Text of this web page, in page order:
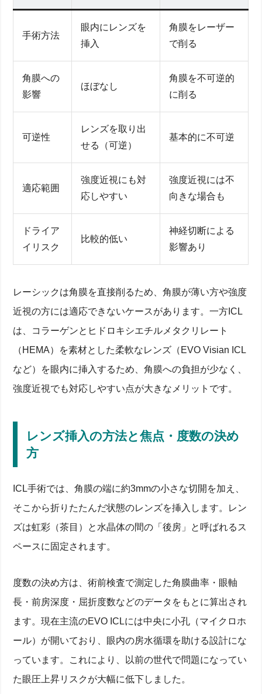
手術方法
眼内にレンズを
挿入
角膜をレーザー
で削る
角膜への
影響
ほぼなし
角膜を不可逆的
に削る
可逆性
レンズを取り出
せる（可逆）
基本的に不可逆
適応範囲
強度近視にも対
応しやすい
強度近視には不
向きな場合も
ドライア
イリスク
比較的低い
神経切断による
影響あり
レーシックは角膜を直接削るため、角膜が薄い方や強度
近視の方には適応できないケースがあります。一方ICL
は、コラーゲンとヒドロキシエチルメタクリレート
（HEMA）を素材とした柔軟なレンズ（EVO Visian ICL
など）を眼内に挿入するため、角膜への負担が少なく、
強度近視でも対応しやすい点が大きなメリットです。
レンズ挿入の方法と焦点・度数の決め
方
ICL手術では、角膜の端に約3mmの小さな切開を加え、
そこから折りたたんだ状態のレンズを挿入します。レン
ズは虹彩（茶目）と水晶体の間の「後房」と呼ばれるス
ペースに固定されます。
度数の決め方は、術前検査で測定した角膜曲率・眼軸
長・前房深度・屈折度数などのデータをもとに算出され
ます。現在主流のEVO ICLには中央に小孔（マイクロホ
ール）が開いており、眼内の房水循環を助ける設計にな
っています。これにより、以前の世代で問題になってい
た眼圧上昇リスクが大幅に低下しました。